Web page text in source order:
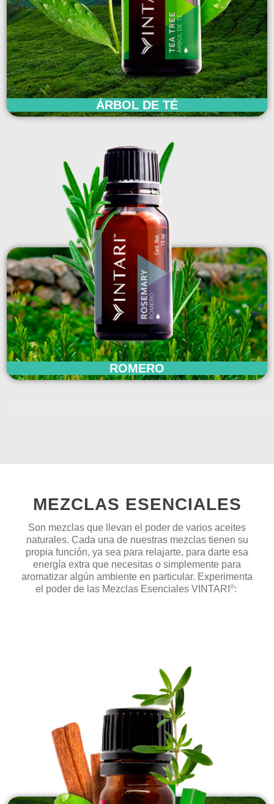
ÁRBOL DE TÉ
ROMERO
MEZCLAS ESENCIALES
Son mezclas que llevan el poder de varios aceites
naturales. Cada una de nuestras mezclas tienen su
propia función, ya sea para relajarte, para darte esa
energía extra que necesitas o simplemente para
aromatizar algún ambiente en particular. Experimenta
el poder de las Mezclas Esenciales VINTARI ®: